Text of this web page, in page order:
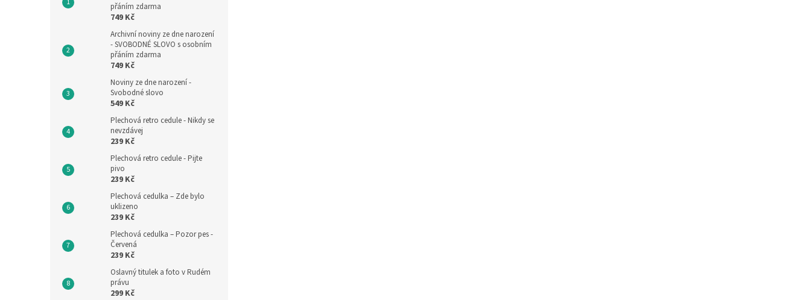
přáním zdarma
749 Kč
Archivní noviny ze dne narození
- SVOBODNÉ SLOVO s osobním
přáním zdarma
749 Kč
Noviny ze dne narození -
Svobodné slovo
549 Kč
Plechová retro cedule - Nikdy se
nevzdávej
239 Kč
Plechová retro cedule - Pijte
pivo
239 Kč
Plechová cedulka – Zde bylo
uklizeno
239 Kč
Plechová cedulka – Pozor pes -
Červená
239 Kč
Oslavný titulek a foto v Rudém
právu
299 Kč